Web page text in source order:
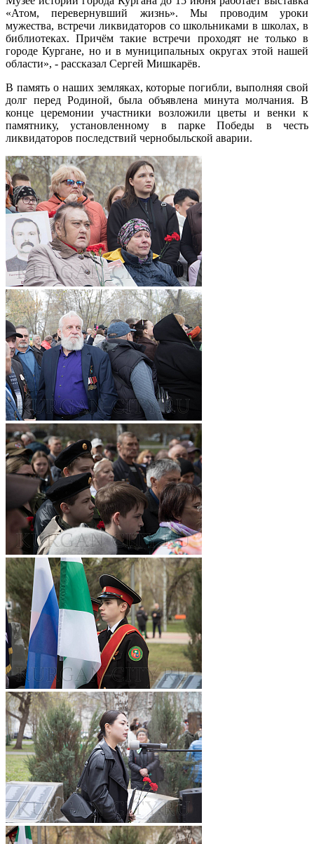
«Атом, перевернувший жизнь». Мы проводим уроки
мужества, встречи ликвидаторов со школьниками в школах, в
библиотеках. Причём такие встречи проходят не только в
городе Кургане, но и в муниципальных округах этой нашей
области», - рассказал Сергей Мишкарёв.
В память о наших земляках, которые погибли, выполняя свой
долг перед Родиной, была объявлена минута молчания. В
конце церемонии участники возложили цветы и венки к
памятнику, установленному в парке Победы в честь
ликвидаторов последствий чернобыльской аварии.